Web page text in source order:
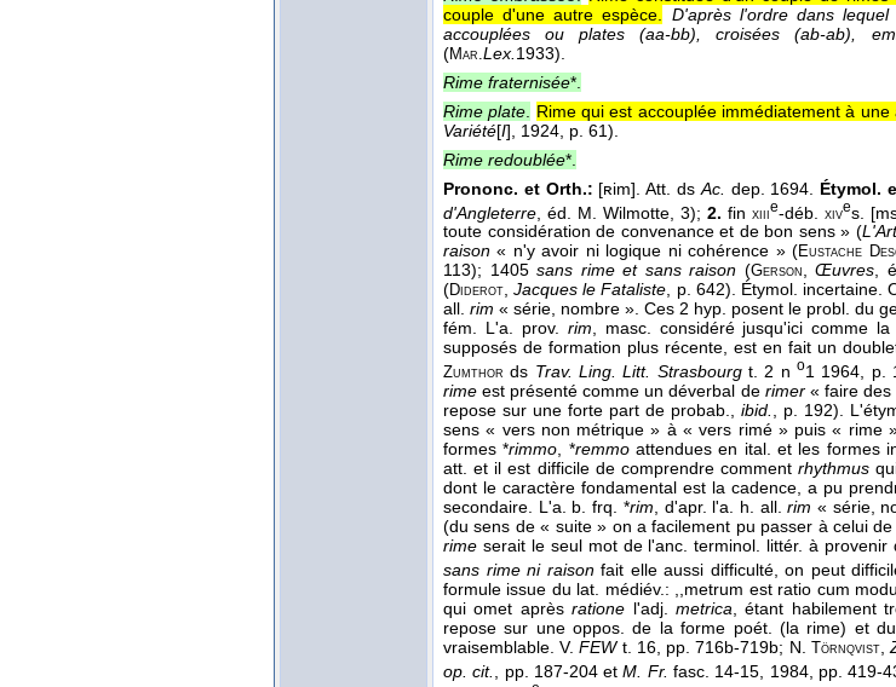
couple d'une autre espèce.
D'après l'ordre dans
accouplées ou plates (aa-bb), croisées (ab-ab),
(Mar. Lex. 1933).
Rime fraternisée*.
Rime plate
Rime qui est accouplée immédiatement à une
Variété[I] , 1924 , p. 61).
Rime redoublée*.
Prononc. et Orth.: [ʀim]. Att. ds Ac. dep. 1694. Étymol.
d'Angleterre , éd. M. Wilmotte, 3);2. finxiiie-déb.xives.
toute considération de convenance et de bon sens » (
raison « n'y avoir ni logique ni cohérence » (Eustache
113); 1405 sans rime et sans raison (Gerson, Œuvres,
(Diderot,Jacques le Fataliste, p. 642). Étymol. incertaine.
all. rim « série, nombre ». Ces 2 hyp. posent le probl. du
fém. L'a. prov. rim, masc. considéré jusqu'ici comme
supposés de formation plus récente, est en fait un
Zumthor ds Trav. Ling. Litt. Strasbourgt. 2 n o1 1964, p.
rime est présenté comme un déverbal de rimer« faire des
repose sur une forte part de probab., ibid. , p. 192).
sens « vers non métrique » à « vers rimé » puis « rime
formes *rimmo , *remmoattendues en ital. et les formes
att. et il est difficile de comprendre commentrhythmus
dont le caractère fondamental est la cadence, a pu
secondaire. L'a. b. frq. *rim , d'apr. l'a. h. all.rim « série,
(du sens de « suite » on a facilement pu passer à celui
rime serait le seul mot de l'anc. terminol. littér. à provenir
sans rime ni raisonfait elle aussi difficulté, on peut
formule issue du lat. médiév.: ,,metrum est ratio cum
qui omet aprèsratione l'adj.metrica , étant habilement
repose sur une oppos. de la forme poét. (la rime) et
vraisemblable. V.FEWt. 16, pp. 716b-719b; N. Törnqvist,
op. cit.
, pp. 187-204 etM. Fr. fasc. 14-15, 1984, pp. 419-